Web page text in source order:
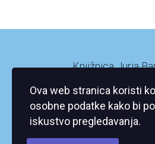
Knjižnica Jurja
23248 Ražanac
Ova web stranica koristi
osobne podatke kako bi
iskustvo pregledavanja.